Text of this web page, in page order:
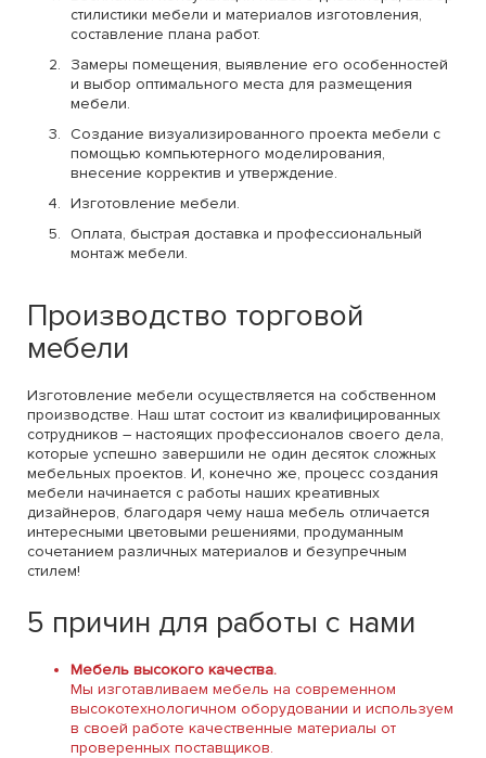
стилистики мебели и материалов изготовления,
составление плана работ.
Замеры помещения, выявление его особенностей
и выбор оптимального места для размещения
мебели.
Создание визуализированного проекта мебели с
помощью компьютерного моделирования,
внесение корректив и утверждение.
Изготовление мебели.
Оплата, быстрая доставка и профессиональный
монтаж мебели.
Производство торговой
мебели
Изготовление мебели осуществляется на собственном
производстве. Наш штат состоит из квалифицированных
сотрудников – настоящих профессионалов своего дела,
которые успешно завершили не один десяток сложных
мебельных проектов. И, конечно же, процесс создания
мебели начинается с работы наших креативных
дизайнеров, благодаря чему наша мебель отличается
интересными цветовыми решениями, продуманным
сочетанием различных материалов и безупречным
стилем!
5 причин для работы с нами
Мебель высокого качества.
Мы изготавливаем мебель на современном
высокотехнологичном оборудовании и используем
в своей работе качественные материалы от
проверенных поставщиков.